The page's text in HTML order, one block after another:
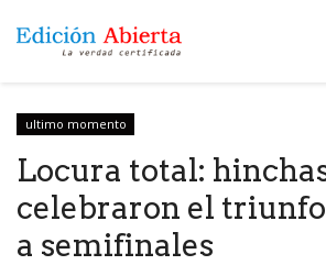
ultimo momento
Locura total:
celebraron el triunfo
a semifinales